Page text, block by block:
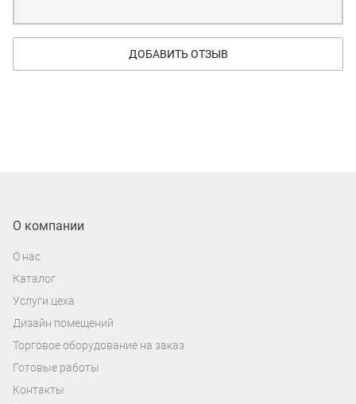
ДОБАВИТЬ ОТЗЫВ
О компании
О нас
Каталог
Услуги цеха
Дизайн помещений
Торговое оборудование на заказ
Готовые работы
Контакты